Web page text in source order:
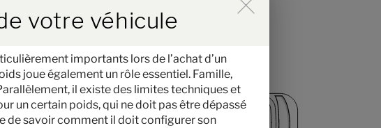
der Hinweise im Overlay
votre véhicule
importants lors de l’achat d’un
joue également un rôle essentiel. Famille,
il existe des limites techniques et
un certain poids, qui ne doit pas être dépassé
de savoir comment il doit configurer son